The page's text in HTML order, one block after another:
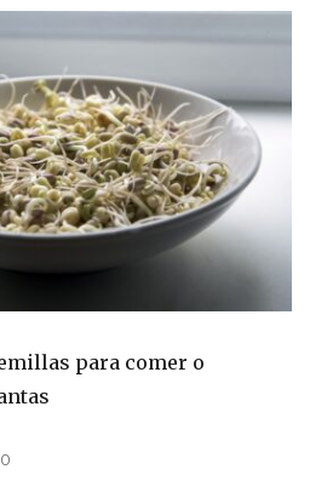
para comer o